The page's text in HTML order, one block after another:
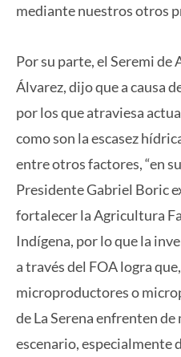
mediante nuestros otros
Por su parte, el Seremi
Álvarez, dijo que a causa
por los que atraviesa
como son la escasez
entre otros factores, “en
Presidente Gabriel Boric
fortalecer la Agricultura
Indígena, por lo que la
a través del FOA logra
microproductores o
de La Serena enfrenten
escenario, especialmente